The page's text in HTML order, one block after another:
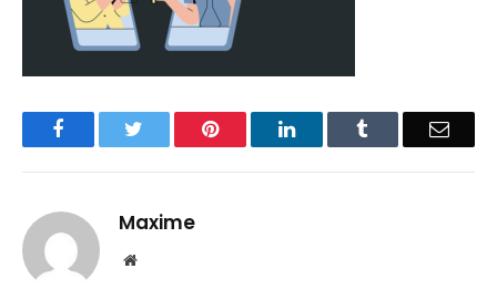
Facebook Pinterest LinkedIn Email
Maxime
Website